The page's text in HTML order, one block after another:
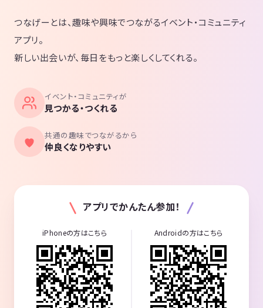
つなげーとは、趣味や興味でつながるイベント・コミュニティ
アプリ。
新しい出会いが、毎日をもっと楽しくしてくれる。
イベント・コミュニティが
見つかる・つくれる
共通の趣味でつながるから
仲良くなりやすい
アプリでかんたん参加！
iPhoneの方はこちら Androidの方はこちら